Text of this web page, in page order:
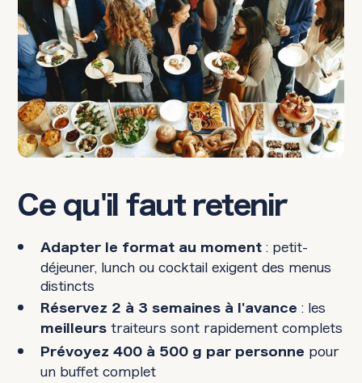
Ce qu'il faut retenir
Adapter le format au moment: petit-
déjeuner, lunch ou cocktail exigent des menus
distincts
Réservez 2 à 3 semaines à l'avance : les
meilleurstraiteurs sont rapidement complets
Prévoyez 400 à 500 g par personne pour
un buffet complet